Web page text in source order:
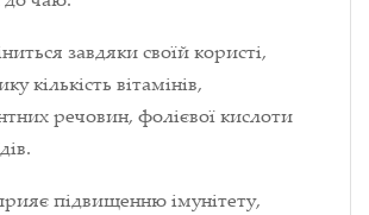
завдяки своїй користі,
кількість вітамінів,
речовин, фолієвої кислоти
підвищенню імунітету,